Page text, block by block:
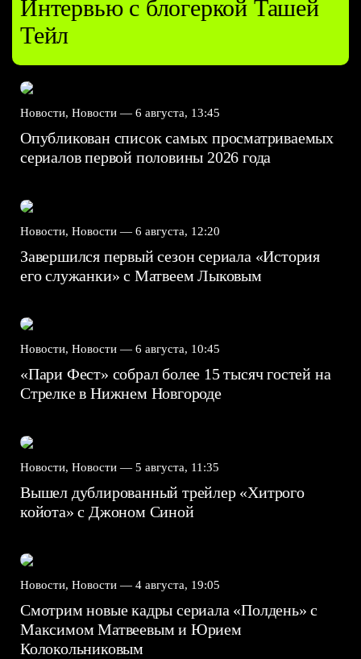
Интервью с блогеркой Ташей
Тейл
Новости, Новости — 6 августа, 13:45
Опубликован список самых просматриваемых
сериалов первой половины 2026 года
Новости, Новости — 6 августа, 12:20
Завершился первый сезон сериала «История
его служанки» с Матвеем Лыковым
Новости, Новости — 6 августа, 10:45
«Пари Фест» собрал более 15 тысяч гостей на
Стрелке в Нижнем Новгороде
Новости, Новости — 5 августа, 11:35
Вышел дублированный трейлер «Хитрого
койота» с Джоном Синой
Новости, Новости — 4 августа, 19:05
Смотрим новые кадры сериала «Полдень» с
Максимом Матвеевым и Юрием
Колокольниковым